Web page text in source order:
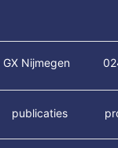
Nijmegen
publicaties